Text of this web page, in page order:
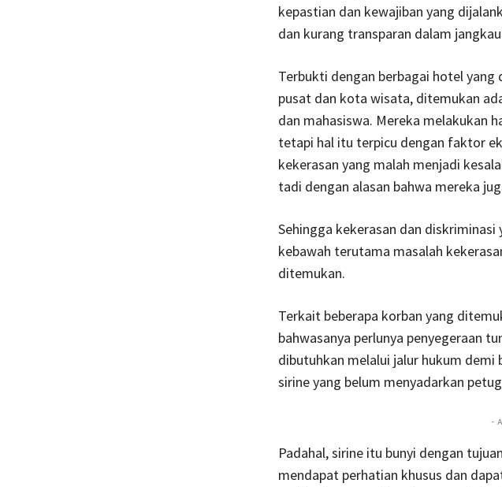
kepastian dan kewajiban yang
dan kurang transparan dalam
Terbukti dengan berbagai hotel
pusat dan kota wisata, ditemukan
dan mahasiswa. Mereka melakukan
tetapi hal itu terpicu dengan faktor
kekerasan yang malah menjadi
tadi dengan alasan bahwa mereka
Sehingga kekerasan dan
kebawah terutama masalah
ditemukan.
Terkait beberapa korban yang
bahwasanya perlunya penyegeraan
dibutuhkan melalui jalur hukum demi
sirine yang belum menyadarkan
-
Padahal, sirine itu bunyi dengan
mendapat perhatian khusus dan